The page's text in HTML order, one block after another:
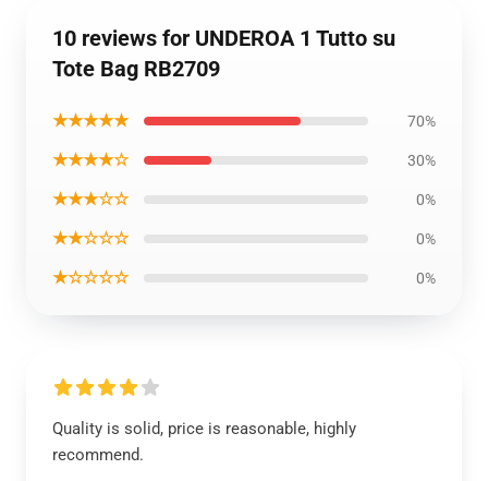
10 reviews for UNDEROA 1 Tutto su
Tote Bag RB2709
★★★★★ 70%
★★★★☆ 30%
★★★☆☆ 0%
★★☆☆☆ 0%
★☆☆☆☆ 0%
Quality is solid, price is reasonable, highly
recommend.